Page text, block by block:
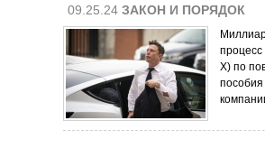
09.25.24 ЗАКОН И ПОРЯДОК
процесс
X) по